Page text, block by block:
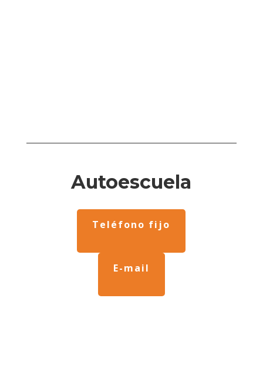
Autoescuela
Teléfono fijo
E-mail